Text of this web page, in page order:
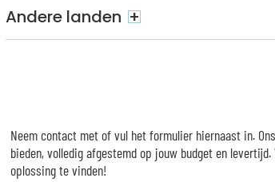
Andere landen +
Neem contact met of vul het formulier hiernaast in.
bieden, volledig afgestemd op jouw budget en
oplossing te vinden!